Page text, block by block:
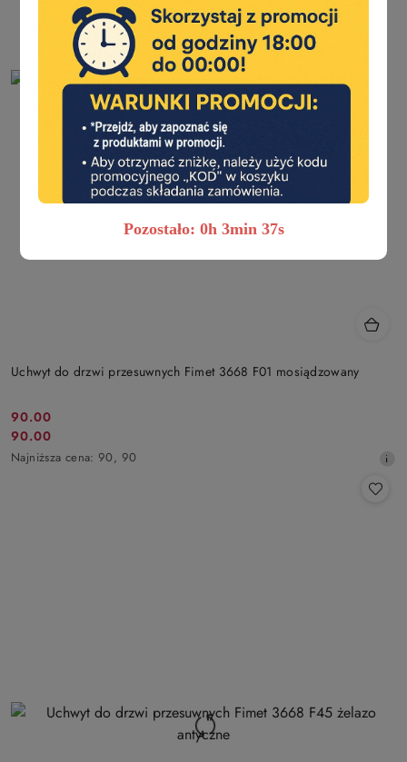
Pozostało: 0h 3min 35s
Uchwyt do drzwi przesuwnych Fimet 3668 F01 mosiądzowany
Cena
promocyjna:
90.00
Cena
promocyjna:
90.00
Najniższa
Najniższa cena: 90, 90